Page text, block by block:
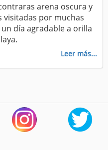
arena oscura y
visitadas por muchas
día agradable a orilla
Leer más...